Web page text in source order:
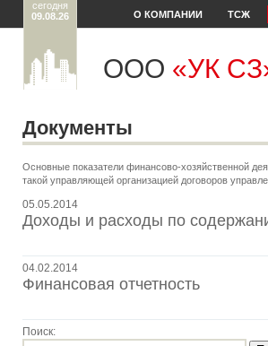
ООО «УК
сегодня
09.08.26
О КОМПАНИИ ТСЖ
Документы
Основные показатели финансово-хозяйственной
такой управляющей организацией договоров
05.05.2014
Доходы и расходы по
04.02.2014
Финансовая отчетность
Поиск: